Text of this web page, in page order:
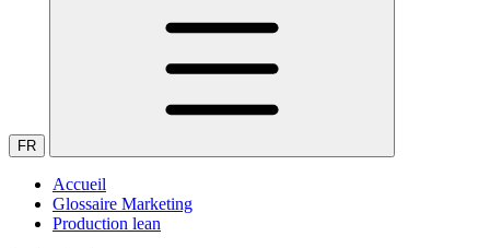
FR
Accueil
Glossaire Marketing
Production lean